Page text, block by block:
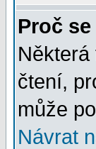
Proč
čtení,
může
Návrat